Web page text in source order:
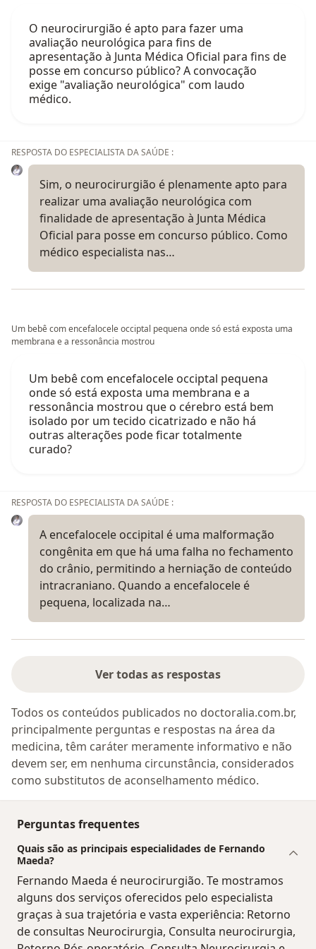
O neurocirurgião é apto para fazer uma
avaliação neurológica para fins de
apresentação à Junta Médica Oficial para fins de
posse em concurso público? A convocação
exige "avaliação neurológica" com laudo
médico.
RESPOSTA DO ESPECIALISTA DA SAÚDE :
Sim, o neurocirurgião é plenamente apto para
realizar uma avaliação neurológica com
finalidade de apresentação à Junta Médica
Oficial para posse em concurso público. Como
médico especialista nas…
Um bebê com encefalocele occiptal pequena onde só está exposta uma
membrana e a ressonância mostrou
Um bebê com encefalocele occiptal pequena
onde só está exposta uma membrana e a
ressonância mostrou que o cérebro está bem
isolado por um tecido cicatrizado e não há
outras alterações pode ficar totalmente
curado?
RESPOSTA DO ESPECIALISTA DA SAÚDE :
A encefalocele occipital é uma malformação
congênita em que há uma falha no fechamento
do crânio, permitindo a herniação de conteúdo
intracraniano. Quando a encefalocele é
pequena, localizada na…
Ver todas as respostas
Todos os conteúdos publicados no doctoralia.com.br,
principalmente perguntas e respostas na área da
medicina, têm caráter meramente informativo e não
devem ser, em nenhuma circunstância, considerados
como substitutos de aconselhamento médico.
Perguntas frequentes
Quais são as principais especialidades de Fernando
Maeda?
Fernando Maeda é neurocirurgião. Te mostramos
alguns dos serviços oferecidos pelo especialista
graças à sua trajetória e vasta experiência: Retorno
de consultas Neurocirurgia, Consulta neurocirurgia,